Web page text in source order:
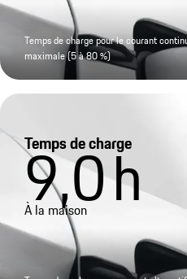
Temps de charge pour le courant
maximale (5 à 80 %)
Temps de charge
9,0h
À la maison